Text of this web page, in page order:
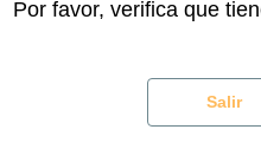
Por favor, verifica que
Salir